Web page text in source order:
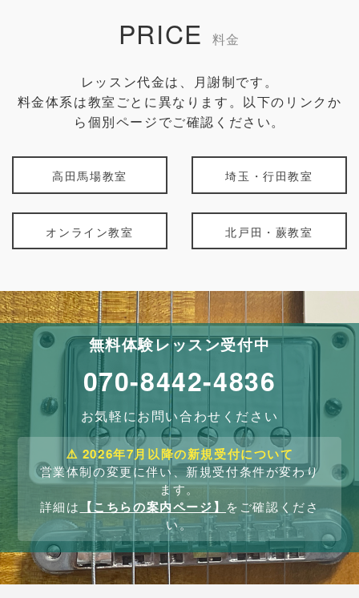
PRICE 料金
レッスン代金は、月謝制です。
料金体系は教室ごとに異なります。以下のリンクか
ら個別ページでご確認ください。
高田馬場教室 埼玉・行田教室
オンライン教室 北戸田・蕨教室
無料体験レッスン受付中
070-8442-4836
お気軽にお問い合わせください
⚠️ 2026年7月以降の新規受付について
営業体制の変更に伴い、新規受付条件が変わり
ます。
詳細は 【こちらの案内ページ】 をご確認くださ
い。